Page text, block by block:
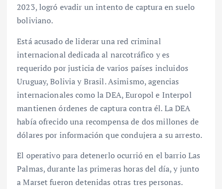
2023, logró evadir un intento de captura en suelo
boliviano.
Está acusado de liderar una red criminal
internacional dedicada al narcotráfico y es
requerido por justicia de varios países incluidos
Uruguay, Bolivia y Brasil. Asimismo, agencias
internacionales como la DEA, Europol e Interpol
mantienen órdenes de captura contra él. La DEA
había ofrecido una recompensa de dos millones de
dólares por información que condujera a su arresto.
El operativo para detenerlo ocurrió en el barrio Las
Palmas, durante las primeras horas del día, y junto
a Marset fueron detenidas otras tres personas.